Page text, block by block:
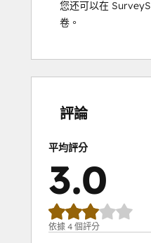
您还可以在
卷。
評論
平均評分
3.0
依據 4 個評分
成
成
成